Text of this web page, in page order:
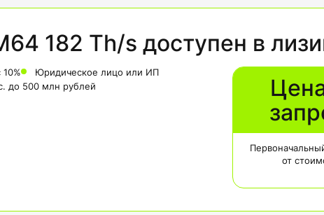
182 Th/s доступен в
Юридическое лицо или ИП
до 500 млн рублей
от